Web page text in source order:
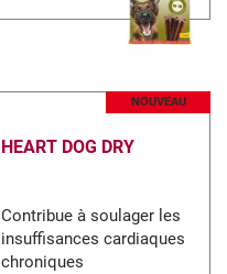
NOUVEAU
HEART DOG DRY
Contribue à soulager les
insuffisances cardiaques
chroniques